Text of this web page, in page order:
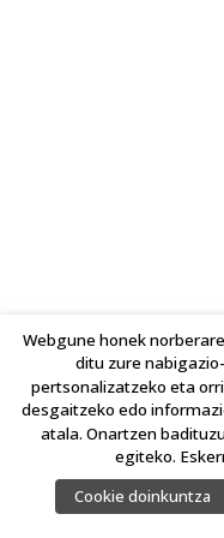
Webgune honek
ditu zure
pertsonalizatzeko eta
desgaitzeko edo
atala. Onartzen
egiteko.
Cookie doinkuntza